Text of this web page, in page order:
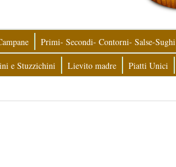
Primi- Secondi- Contorni- Salse-Sughi
e Stuzzichini Lievito madre Piatti Unici